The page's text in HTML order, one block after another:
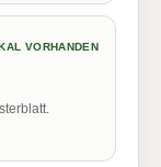
VORHANDEN